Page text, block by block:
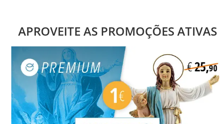
APROVEITE AS PROMOÇÕES ATIVAS